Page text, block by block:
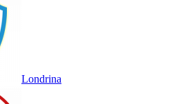
Londrina